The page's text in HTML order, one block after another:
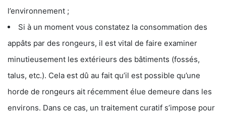
l’environnement ;
Si à un moment vous constatez la consommation des
appâts par des rongeurs, il est vital de faire examiner
minutieusement les extérieurs des bâtiments (fossés,
talus, etc.). Cela est dû au fait qu’il est possible qu’une
horde de rongeurs ait récemment élue demeure dans les
environs. Dans ce cas, un traitement curatif s’impose pour